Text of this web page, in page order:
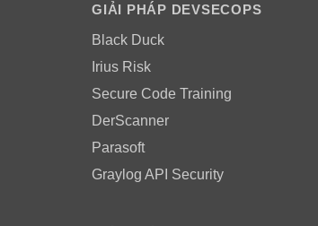
GIẢI PHÁP DEVSECOPS
Black Duck
Irius Risk
Secure Code Training
DerScanner
Parasoft
Graylog API Security